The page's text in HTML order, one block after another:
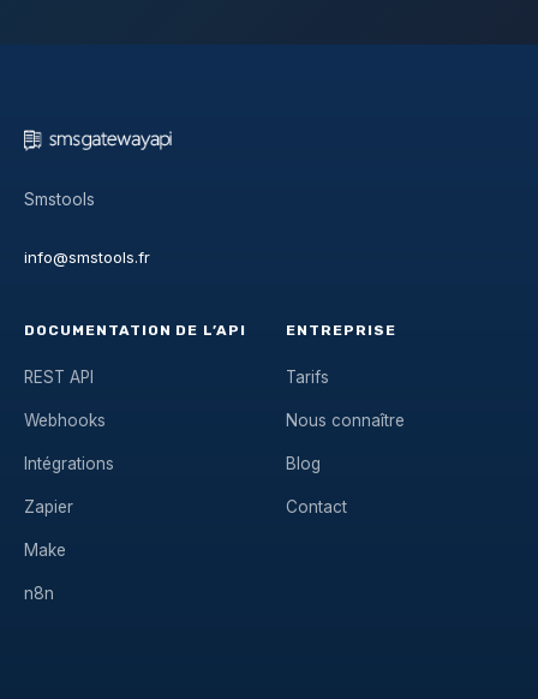
Smstools
info@smstools.fr
DOCUMENTATION DE L’API
REST API
Webhooks
Intégrations
Zapier
Make
n8n
ENTREPRISE
Tarifs
Nous connaître
Blog
Contact